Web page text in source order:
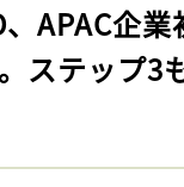
、APAC企
ステップ3